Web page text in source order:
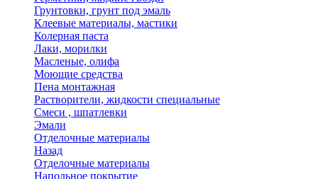
Грунтовки, грунт под эмаль
Клеевые материалы, мастики
Колерная паста
Лаки, морилки
Масленые, олифа
Моющие средства
Пена монтажная
Растворители, жидкости специальные
Смеси , шпатлевки
Эмали
Отделочные материалы
Назад
Отделочные материалы
Напольное покрытие